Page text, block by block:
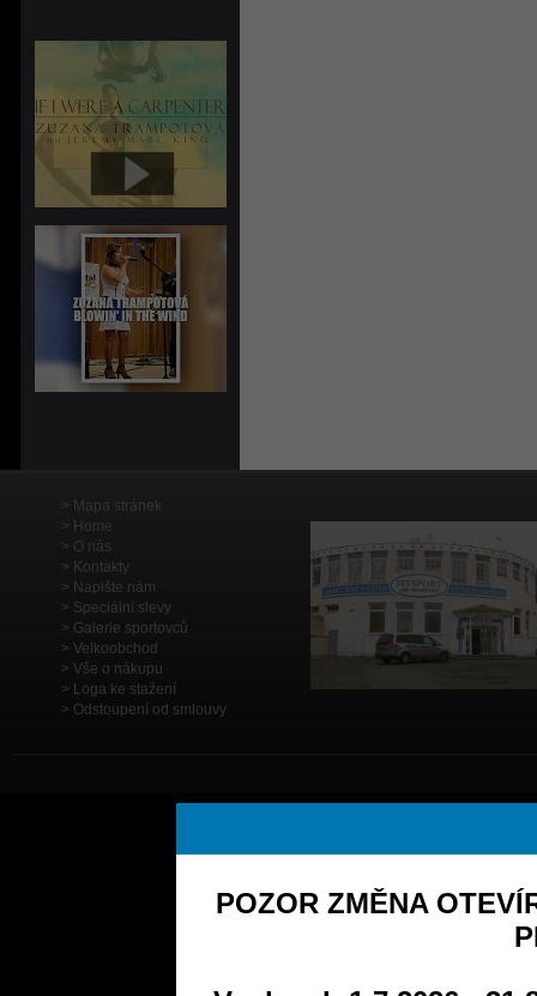
Mapa stránek
Home
O nás
Kontakty
Napište nám
Speciální slevy
Galerie sportovců
Velkoobchod
Vše o nákupu
Loga ke stažení
Odstoupení od smlouvy
POZOR ZMĚNA